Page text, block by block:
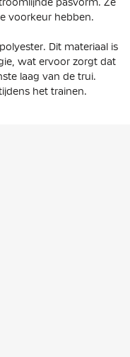
voorkeur hebben.
Dit materiaal is
wat ervoor zorgt dat
laag van de trui.
het trainen.